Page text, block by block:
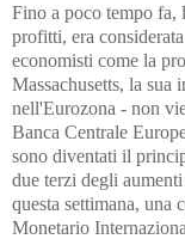
Fino a poco tempo
profitti, era
economisti come la
Massachusetts, la
nell'Eurozona - non
Banca Centrale
sono diventati il
due terzi degli
questa settimana, una
Monetario